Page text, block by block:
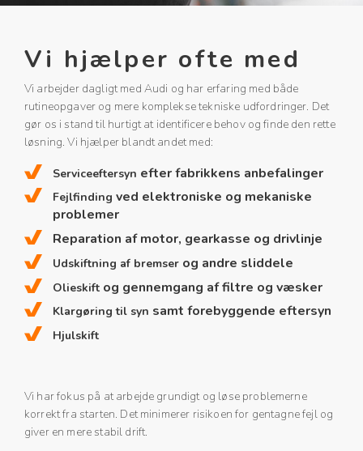
Vi hjælper ofte med
Vi arbejder dagligt med Audi og har erfaring med både
rutineopgaver og mere komplekse tekniske udfordringer. Det
gør os i stand til hurtigt at identificere behov og finde den rette
løsning. Vi hjælper blandt andet med:
Serviceeftersyn efter fabrikkens anbefalinger
Fejlfinding ved elektroniske og mekaniske
problemer
Reparation af motor, gearkasse og drivlinje
Udskiftning af bremser og andre sliddele
Olieskift og gennemgang af filtre og væsker
Klargøring til syn samt forebyggende eftersyn
Hjulskift
Vi har fokus på at arbejde grundigt og løse problemerne
korrekt fra starten. Det minimerer risikoen for gentagne fejl og
giver en mere stabil drift.